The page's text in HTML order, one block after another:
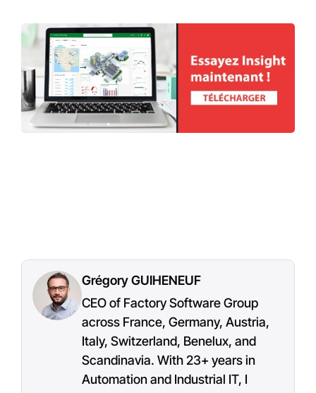
Grégory GUIHENEUF
CEO of Factory Software Group
across France, Germany, Austria,
Italy, Switzerland, Benelux, and
Scandinavia. With 23+ years in
Automation and Industrial IT, I